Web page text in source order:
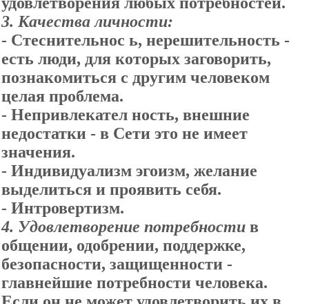
3. Качества личности:
- Стеснительнос ь, нерешительность -
есть люди, для которых заговорить,
познакомиться с другим человеком
целая проблема.
- Непривлекател ность, внешние
недостатки - в Сети это не имеет
значения.
- Индивидуализм эгоизм, желание
выделиться и проявить себя.
- Интровертизм.
4. Удовлетворение потребности в
общении, одобрении, поддержке,
безопасности, защищенности -
главнейшие потребности человека.